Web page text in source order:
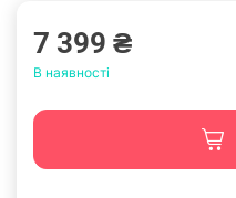
7 399 ₴
В наявності